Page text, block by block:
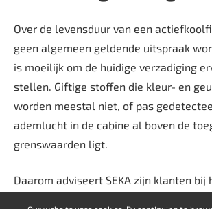
Over de levensduur van een
geen algemeen geldende uitspraak
is moeilijk om de huidige verzadiging
stellen. Giftige stoffen die kleur- en
worden meestal niet, of pas
ademlucht in de cabine al boven de
grenswaarden ligt.
Daarom adviseert SEKA zijn klanten bij